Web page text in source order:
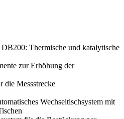
Thermische und katalytische
zur Erhöhung der
die Messstrecke
Wechseltischsystem mit